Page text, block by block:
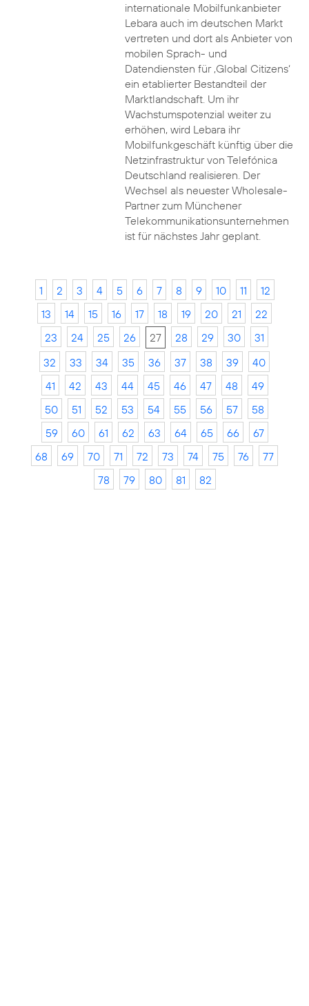
internationale Mobilfunkanbieter
Lebara auch im deutschen Markt
vertreten und dort als Anbieter von
mobilen Sprach- und
Datendiensten für ‚Global Citizens‘
ein etablierter Bestandteil der
Marktlandschaft. Um ihr
Wachstumspotenzial weiter zu
erhöhen, wird Lebara ihr
Mobilfunkgeschäft künftig über die
Netzinfrastruktur von Telefónica
Deutschland realisieren. Der
Wechsel als neuester Wholesale-
Partner zum Münchener
Telekommunikationsunternehmen
ist für nächstes Jahr geplant.
1 2 3 4 5 6 7 8 9 10 11
12
13
14 15 16 17 18 19 20 21
22
23
24 25 26 27 28 29 30
31
32
33 34 35 36 37 38 39
40
41
42 43 44 45 46 47 48
49
50
51 52 53 54 55 56 57
58
59
60 61 62 63 64 65 66
67
68
69 70 71 72 73 74 75 76
77
78
79 80 81 82